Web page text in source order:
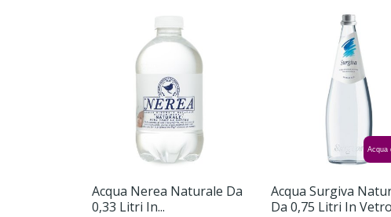
Acqua Nerea Naturale Da
0,33 Litri In...
Acqua
Acqua Surgiva
Da 0,75 Litri In Vetro